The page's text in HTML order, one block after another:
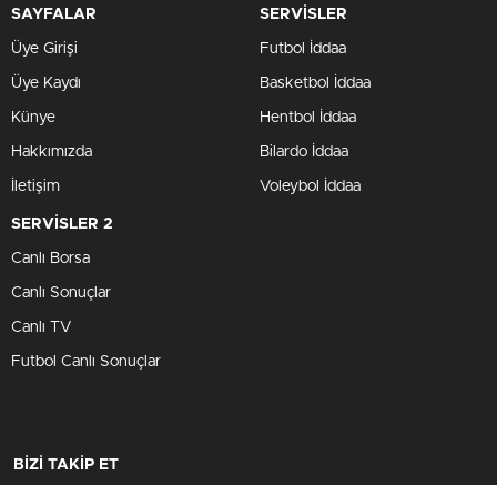
SAYFALAR
Üye Girişi
Üye Kaydı
Künye
Hakkımızda
İletişim
SERVİSLER
Futbol İddaa
Basketbol İddaa
Hentbol İddaa
Bilardo İddaa
Voleybol İddaa
SERVİSLER 2
Canlı Borsa
Canlı Sonuçlar
Canlı TV
Futbol Canlı Sonuçlar
BİZİ TAKİP ET